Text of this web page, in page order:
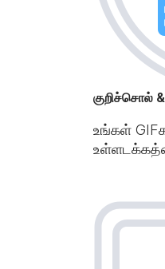
குறிச்சொல்
உங்கள்